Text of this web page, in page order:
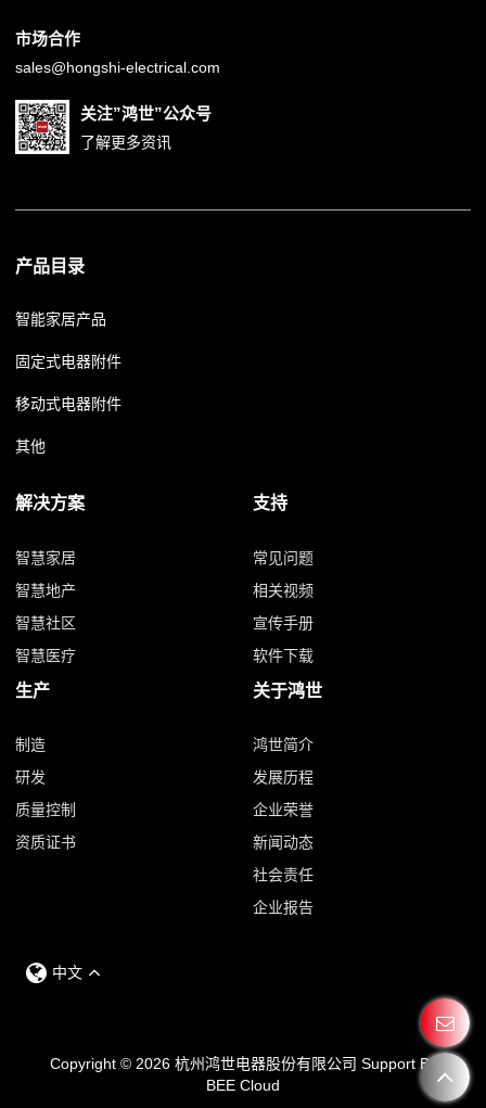
市场合作
sales@hongshi-electrical.com
关注”鸿世”公众号
了解更多资讯
产品目录
智能家居产品
固定式电器附件
移动式电器附件
其他
解决方案
智慧家居
智慧地产
智慧社区
智慧医疗
支持
常见问题
相关视频
宣传手册
软件下载
生产
制造
研发
质量控制
资质证书
关于鸿世
鸿世简介
发展历程
企业荣誉
新闻动态
社会责任
企业报告
中文
Copyright © 2026 杭州鸿世电器股份有限公司 Support By
BEE Cloud